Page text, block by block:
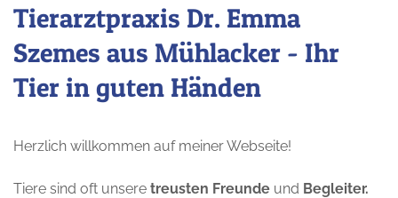
Tierarztpraxis Dr. Emma
Szemes aus Mühlacker - Ihr
Tier in guten Händen
Herzlich willkommen auf meiner Webseite!
Tiere sind oft unsere treusten Freunde und Begleiter.